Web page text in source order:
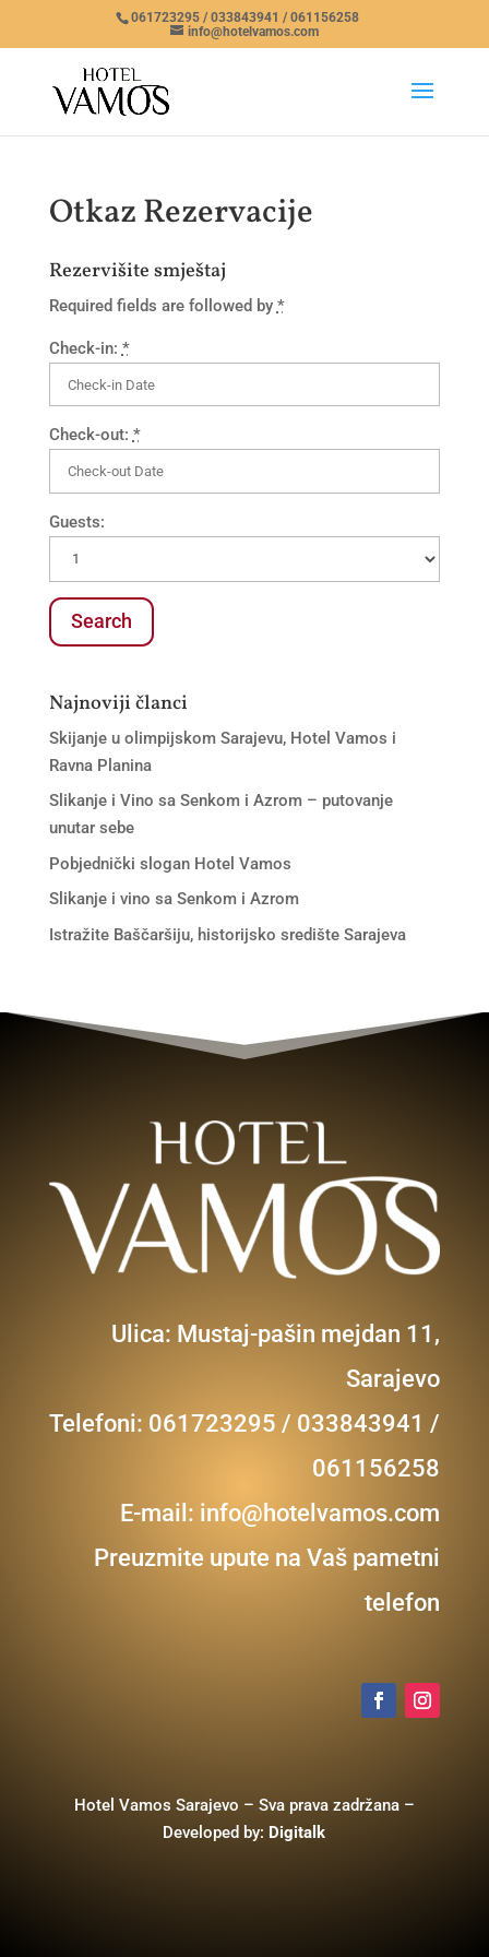
061723295 / 033843941 / 061156258
info@hotelvamos.com
Otkaz Rezervacije
Rezervišite smještaj
Required fields are followed by *
Check-in: *
Check-out: *
Guests:
Najnoviji članci
Skijanje u olimpijskom Sarajevu, Hotel Vamos i
Ravna Planina
Slikanje i Vino sa Senkom i Azrom – putovanje
unutar sebe
Pobjednički slogan Hotel Vamos
Slikanje i vino sa Senkom i Azrom
Istražite Baščaršiju, historijsko središte Sarajeva
Ulica: Mustaj-pašin mejdan 11,
Sarajevo
Telefoni: 061723295 / 033843941 /
061156258
E-mail: info@hotelvamos.com
Preuzmite upute na Vaš pametni
telefon
Hotel Vamos Sarajevo – Sva prava zadržana –
Developed by: Digitalk